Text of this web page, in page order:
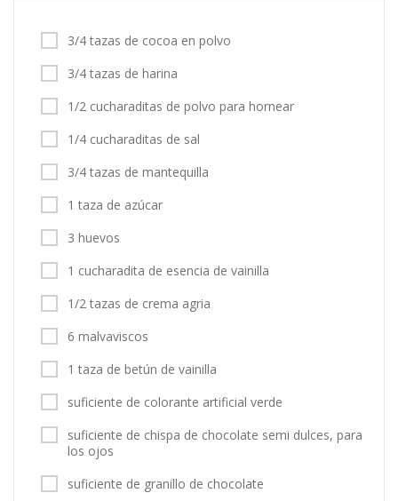
Entrar / Registrarse
3/4 tazas de cocoa en polvo
3/4 tazas de harina
1/2 cucharaditas de polvo para hornear
1/4 cucharaditas de sal
3/4 tazas de mantequilla
1 taza de azúcar
3 huevos
1 cucharadita de esencia de vainilla
1/2 tazas de crema agria
6 malvaviscos
1 taza de betún de vainilla
suficiente de colorante artificial verde
suficiente de chispa de chocolate semi dulces, para
los ojos
suficiente de granillo de chocolate